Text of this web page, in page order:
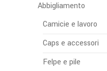
Abbigliamento
Camicie e lavoro
Caps e accessori
Felpe e pile